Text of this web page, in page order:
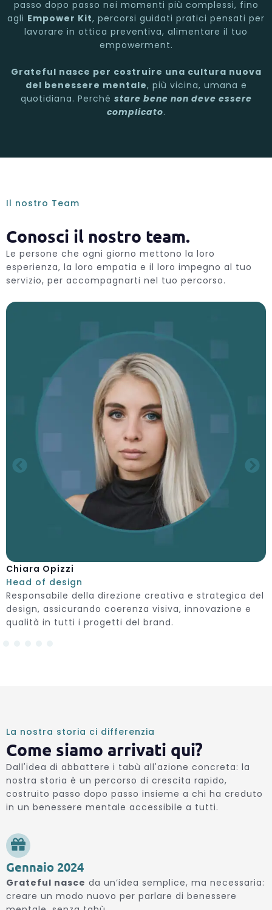
passo dopo passo nei momenti più complessi, fino
agli Empower Kit, percorsi guidati pratici pensati per
lavorare in ottica preventiva, alimentare il tuo
empowerment.
Grateful nasce per costruire una cultura nuova
del benessere mentale, più vicina, umana e
quotidiana. Perché stare bene non deve essere
complicato.
Il nostro Team
Conosci il nostro team.
Le persone che ogni giorno mettono la loro
esperienza, la loro empatia e il loro impegno al tuo
servizio, per accompagnarti nel tuo percorso.
Chiara Opizzi
Head of design
Responsabile della direzione creativa e strategica del
design, assicurando coerenza visiva, innovazione e
qualità in tutti i progetti del brand.
La nostra storia ci differenzia
Come siamo arrivati qui?
Dall'idea di abbattere i tabù all'azione concreta: la
nostra storia è un percorso di crescita rapido,
costruito passo dopo passo insieme a chi ha creduto
in un benessere mentale accessibile a tutti.
Grateful nasce da un’idea semplice, ma necessaria:
creare un modo nuovo per parlare di benessere
Gennaio 2024